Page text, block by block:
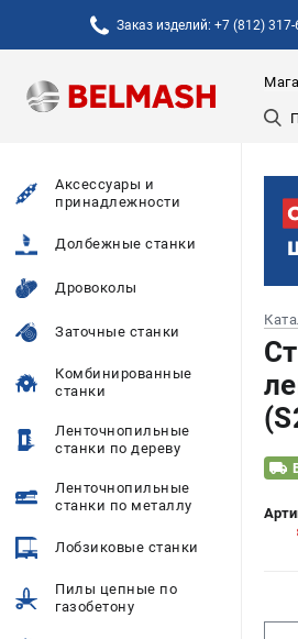
Заказ изделий: +7 (812) 317-
Аксессуары и
принадлежности
Долбежные станки
Дровоколы
Заточные станки
Комбинированные
станки
Ленточнопильные
станки по дереву
Ленточнопильные
станки по металлу
Лобзиковые станки
Пилы цепные по
газобетону